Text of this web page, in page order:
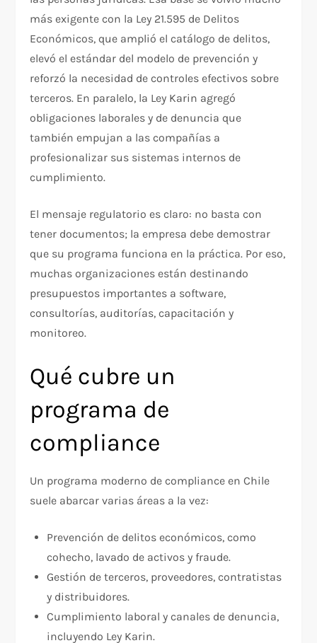
más exigente con la Ley 21.595 de Delitos
Económicos, que amplió el catálogo de delitos,
elevó el estándar del modelo de prevención y
reforzó la necesidad de controles efectivos sobre
terceros. En paralelo, la Ley Karin agregó
obligaciones laborales y de denuncia que
también empujan a las compañías a
profesionalizar sus sistemas internos de
cumplimiento.
El mensaje regulatorio es claro: no basta con
tener documentos; la empresa debe demostrar
que su programa funciona en la práctica. Por eso,
muchas organizaciones están destinando
presupuestos importantes a software,
consultorías, auditorías, capacitación y
monitoreo.
Qué cubre un
programa de
compliance
Un programa moderno de compliance en Chile
suele abarcar varias áreas a la vez:
Prevención de delitos económicos, como
cohecho, lavado de activos y fraude.
Gestión de terceros, proveedores, contratistas
y distribuidores.
Cumplimiento laboral y canales de denuncia,
incluyendo Ley Karin.